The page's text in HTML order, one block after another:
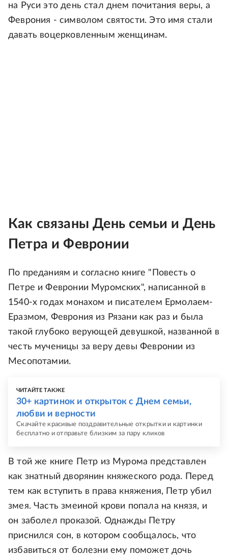
на Руси это день стал днем почитания веры, а
Феврония - символом святости. Это имя стали
давать воцерковленным женщинам.
Как связаны День семьи и День
Петра и Февронии
По преданиям и согласно книге "Повесть о
Петре и Февронии Муромских", написанной в
1540-х годах монахом и писателем Ермолаем-
Еразмом, Феврония из Рязани как раз и была
такой глубоко верующей девушкой, названной в
честь мученицы за веру девы Февронии из
Месопотамии.
ЧИТАЙТЕ ТАКЖЕ
30+ картинок и открыток с Днем семьи,
любви и верности
Скачайте красивые поздравительные открытки и картинки
бесплатно и отправьте близким за пару кликов
В той же книге Петр из Мурома представлен
как знатный дворянин княжеского рода. Перед
тем как вступить в права княжения, Петр убил
змея. Часть змеиной крови попала на князя, и
он заболел проказой. Однажды Петру
приснился сон, в котором сообщалось, что
избавиться от болезни ему поможет дочь